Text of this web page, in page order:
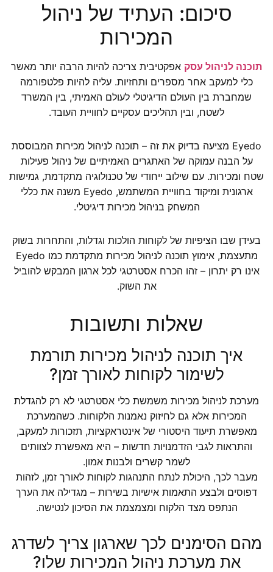
סיכום: העתיד של ניהול
המכירות
תוכנה לניהול עסק אפקטיבית צריכה להיות הרבה יותר מאשר
כלי למעקב אחר מספרים ותחזיות. עליה להיות פלטפורמה
שמחברת בין העולם הדיגיטלי לעולם האמיתי, בין המשרד
לשטח, ובין תהליכים עסקיים לחוויית העובד.
Eyedo מציעה בדיוק את זה – תוכנה לניהול מכירות המבוססת
על הבנה עמוקה של האתגרים האמיתיים של ניהול פעילות
שטח ומכירות. עם שילוב ייחודי של טכנולוגיה מתקדמת, גמישות
ארגונית ומיקוד בחוויית המשתמש, Eyedo משנה את כללי
המשחק בניהול מכירות דיגיטלי.
בעידן שבו הציפיות של לקוחות הולכות וגדלות, והתחרות בשוק
מתעצמת, אימוץ תוכנה לניהול מכירות מתקדמת כמו Eyedo
אינו רק יתרון – זהו הכרח אסטרטגי לכל ארגון המבקש להוביל
את השוק.
שאלות ותשובות
איך תוכנה לניהול מכירות תורמת
לשימור לקוחות לאורך זמן?
מערכת לניהול מכירות משמשת כלי אסטרטגי לא רק להגדלת
המכירות אלא גם לחיזוק נאמנות הלקוחות. כשהמערכת
מאפשרת תיעוד היסטורי של אינטראקציות, תזכורות למעקב,
והתראות לגבי הזדמנויות חדשות – היא מאפשרת לצוותים
לשמר קשרים ולבנות אמון.
מעבר לכך, היכולת לנתח התנהגות לקוחות לאורך זמן, לזהות
דפוסים ולבצע התאמות אישיות בשירות – מגדילה את הערך
הנתפס מצד הלקוח ומצמצמת את הסיכון לנטישה.
מהם הסימנים לכך שארגון צריך לשדרג
את מערכת ניהול המכירות שלו?